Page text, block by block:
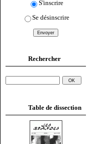
S'inscrire
Se désinscrire
Rechercher
Table de dissection